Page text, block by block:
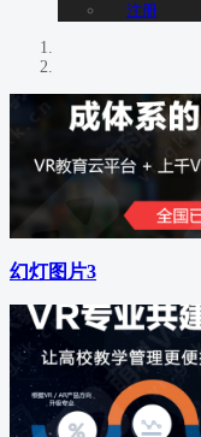
注册
幻灯图片3